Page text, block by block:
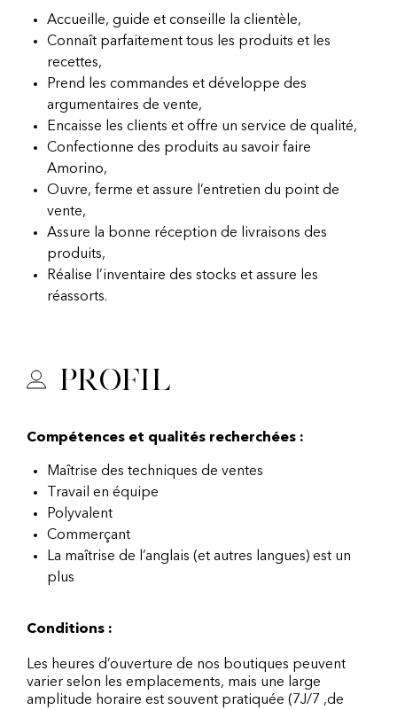
Accueille, guide et conseille la clientèle,
Connaît parfaitement tous les produits et les
recettes,
Prend les commandes et développe des
argumentaires de vente,
Encaisse les clients et offre un service de qualité,
Confectionne des produits au savoir faire
Amorino,
Ouvre, ferme et assure l’entretien du point de
vente,
Assure la bonne réception de livraisons des
produits,
Réalise l’inventaire des stocks et assure les
réassorts.
Profil
Compétences et qualités recherchées :
Maîtrise des techniques de ventes
Travail en équipe
Polyvalent
Commerçant
La maîtrise de l’anglais (et autres langues) est un
plus
Conditions :
Les heures d’ouverture de nos boutiques peuvent
varier selon les emplacements, mais une large
amplitude horaire est souvent pratiquée (7J/7 ,de